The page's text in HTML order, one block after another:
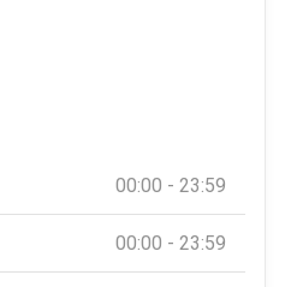
00:00 - 23:59
00:00 - 23:59